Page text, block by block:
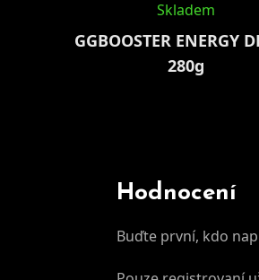
GGBOOSTER ENERGY
280g
Skladem
Hodnocení
Buďte první, kdo